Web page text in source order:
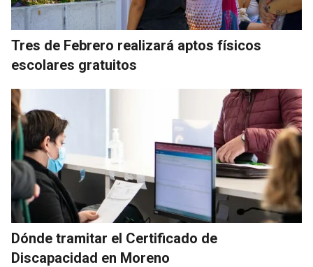
Tres de Febrero realizará aptos físicos
escolares gratuitos
Dónde tramitar el Certificado de
Discapacidad en Moreno